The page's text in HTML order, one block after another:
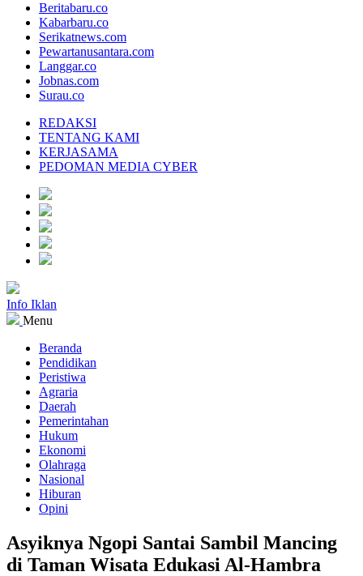
Beritabaru.co
Kabarbaru.co
Serikatnews.com
Pewartanusantara.com
Langgar.co
Jobnas.com
Surau.co
REDAKSI
TENTANG KAMI
KERJASAMA
PEDOMAN MEDIA CYBER
Info Iklan
Menu
Beranda
Pendidikan
Peristiwa
Agraria
Daerah
Pemerintahan
Hukum
Ekonomi
Olahraga
Nasional
Hiburan
Opini
Asyiknya Ngopi Santai Sambil Mancing
di Taman Wisata Edukasi Al-Hambra